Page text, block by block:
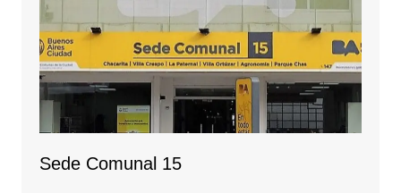
Sede Comunal 15